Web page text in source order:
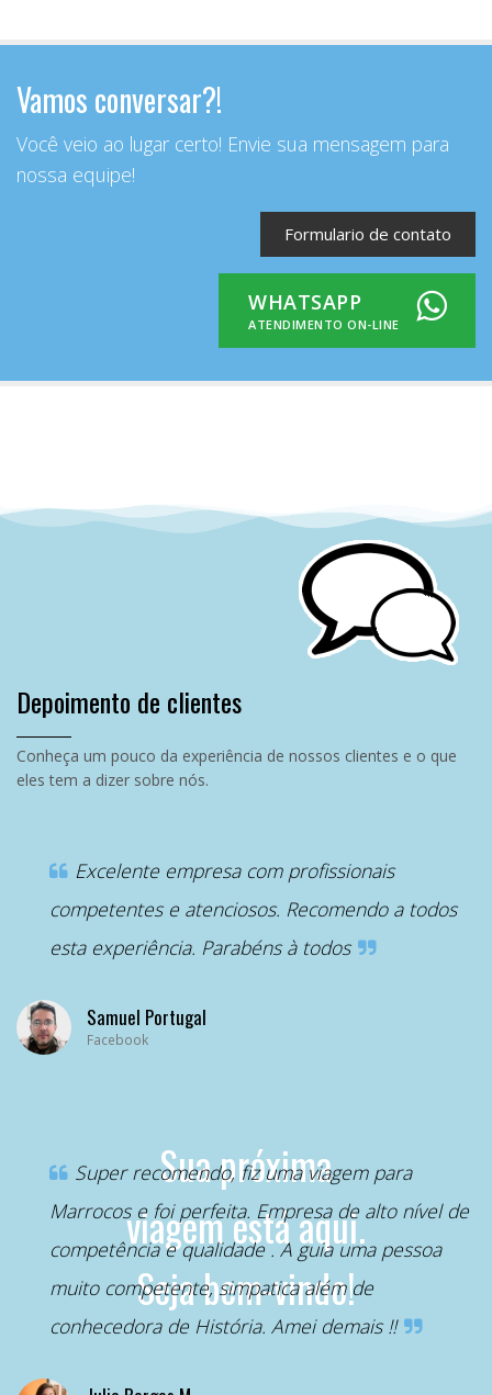
Sua próxima
viagem está aqui.
Seja bem-vindo!
Vamos conversar?!
Você veio ao lugar certo! Envie sua mensagem para
nossa equipe!
Formulario de contato
WHATSAPP
ATENDIMENTO ON-LINE
Depoimento de clientes
Conheça um pouco da experiência de nossos clientes e o que
eles tem a dizer sobre nós.
Excelente empresa com profissionais
competentes e atenciosos. Recomendo a todos
esta experiência. Parabéns à todos
Samuel Portugal
Facebook
Super recomendo, fiz uma viagem para
Marrocos e foi perfeita. Empresa de alto nível de
competência e qualidade . A guia uma pessoa
muito competente, simpatica além de
conhecedora de História. Amei demais !!